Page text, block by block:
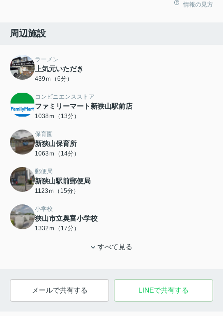
情報の見方
周辺施設
ラーメン
上気元いただき
439ｍ（6分）
コンビニエンスストア
ファミリーマート新狭山駅前店
1038ｍ（13分）
保育園
新狭山保育所
1063ｍ（14分）
郵便局
新狭山駅前郵便局
1123ｍ（15分）
小学校
狭山市立奥富小学校
1332ｍ（17分）
すべて見る
メールで共有する LINEで共有する